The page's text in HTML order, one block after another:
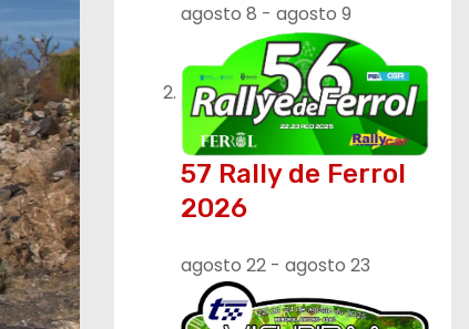
agosto 8 - agosto 9
57 Rally de Ferrol
2026
agosto 22 - agosto 23